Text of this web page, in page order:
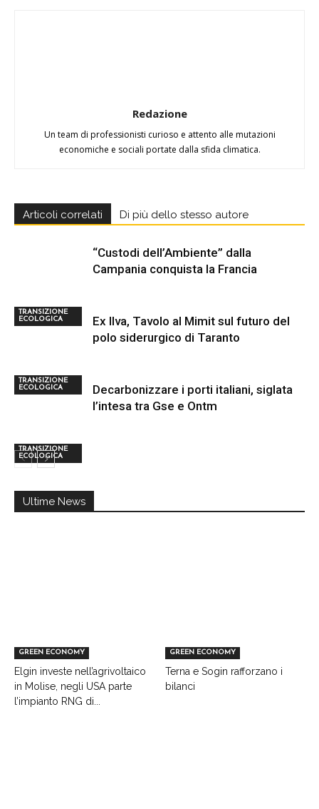
Redazione
Un team di professionisti curioso e attento alle mutazioni
economiche e sociali portate dalla sfida climatica.
Articoli correlati Di più dello stesso autore
TRANSIZIONE
ECOLOGICA
“Custodi dell’Ambiente” dalla
Campania conquista la Francia
TRANSIZIONE
ECOLOGICA
Ex Ilva, Tavolo al Mimit sul futuro del
polo siderurgico di Taranto
TRANSIZIONE
ECOLOGICA
Decarbonizzare i porti italiani, siglata
l’intesa tra Gse e Ontm
Ultime News
GREEN ECONOMY
Elgin investe nell’agrivoltaico
in Molise, negli USA parte
l’impianto RNG di...
GREEN ECONOMY
Terna e Sogin rafforzano i
bilanci